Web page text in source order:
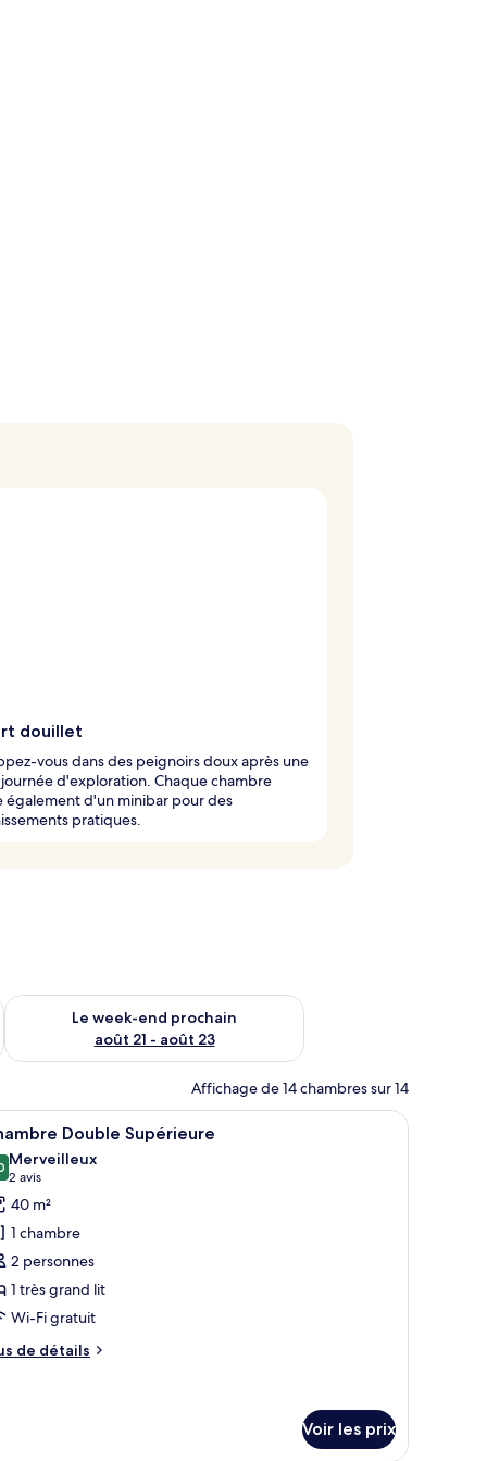
douillet
vous dans des peignoirs doux après une
d'exploration. Chaque chambre
également d'un minibar pour des
pratiques.
août 14 - août 16
Le week-end prochain
août 21 - août 23
Vérifier la disponibilité pour le week-end prochain août 21 -
Affichage de 14 chambres sur 14
une chaise, un ventilateur de plafond et un tableau au mur.
:
Une chambre à coucher comprenant un lit,
14 Double Supérieure
sur 10
Merveilleux
2 avis
(2 avis)
40 m²
1 chambre
2 personnes
1 très grand lit
Wi-Fi gratuit
de détails
Voir les prix